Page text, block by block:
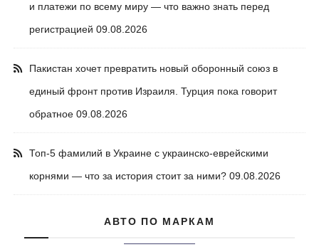
и платежи по всему миру — что важно знать перед
регистрацией 09.08.2026
Пакистан хочет превратить новый оборонный союз в
единый фронт против Израиля. Турция пока говорит
обратное 09.08.2026
Топ-5 фамилий в Украине с украинско-еврейскими
корнями — что за история стоит за ними? 09.08.2026
АВТО ПО МАРКАМ